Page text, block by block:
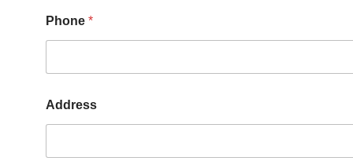
Phone *
Address